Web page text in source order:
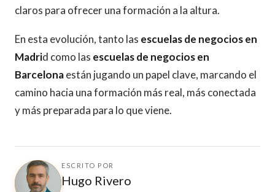
claros para ofrecer una formación a la altura.
En esta evolución, tanto las escuelas de negocios en
Madrid como las escuelas de negocios en
Barcelonaestán jugando un papel clave, marcando el
camino hacia una formación más real, más conectada
y más preparada para lo que viene.
ESCRITO POR
Hugo Rivero